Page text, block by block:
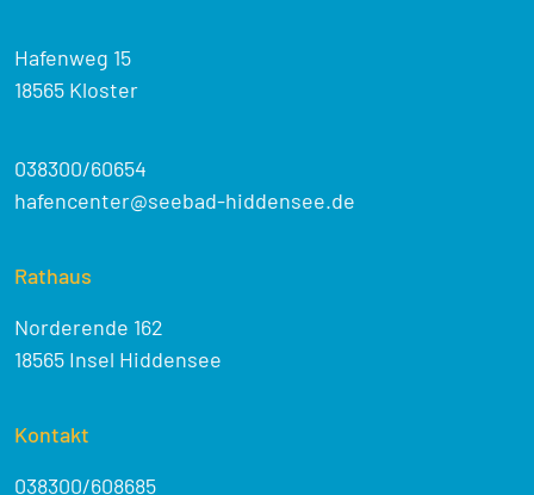
Hafenweg 15
18565 Kloster
038300/60654
hafencenter@seebad-hiddensee.de
Rathaus
Norderende 162
18565 Insel Hiddensee
Kontakt
038300/608685